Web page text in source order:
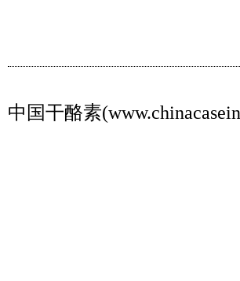
中国干酪素